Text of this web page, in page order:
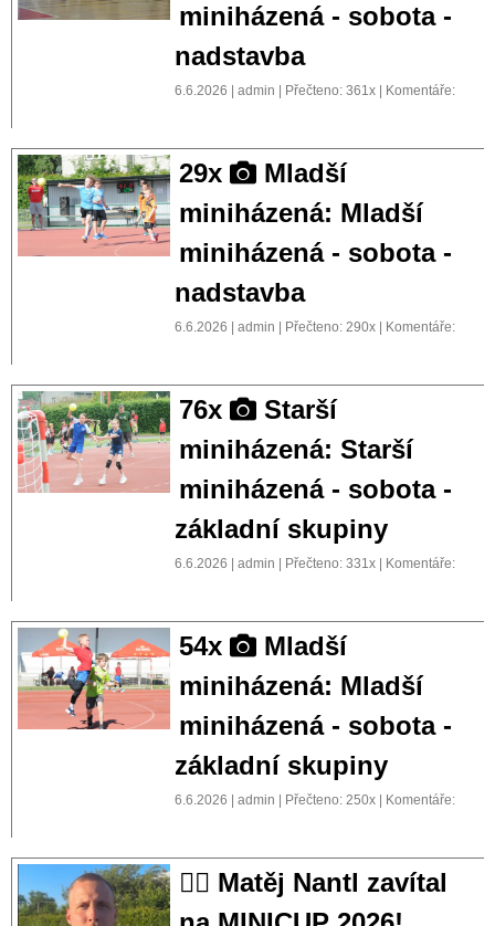
miniházená - sobota -
nadstavba
6.6.2026 | admin | Přečteno: 361x | Komentáře:
29x
Mladší
miniházená: Mladší
miniházená - sobota -
nadstavba
6.6.2026 | admin | Přečteno: 290x | Komentáře:
76x
Starší
miniházená: Starší
miniházená - sobota -
základní skupiny
6.6.2026 | admin | Přečteno: 331x | Komentáře:
54x
Mladší
miniházená: Mladší
miniházená - sobota -
základní skupiny
6.6.2026 | admin | Přečteno: 250x | Komentáře:
🤾‍♂️ Matěj Nantl zavítal